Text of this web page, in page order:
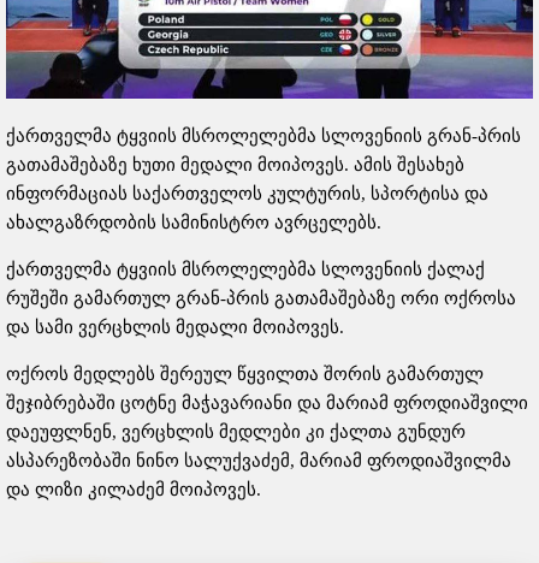
ქართველმა ტყვიის მსროლელებმა სლოვენიის გრან-პრის
გათამაშებაზე ხუთი მედალი მოიპოვეს. ამის შესახებ
ინფორმაციას საქართველოს კულტურის, სპორტისა და
ახალგაზრდობის სამინისტრო ავრცელებს.
ქართველმა ტყვიის მსროლელებმა სლოვენიის ქალაქ
რუშეში გამართულ გრან-პრის გათამაშებაზე ორი ოქროსა
და სამი ვერცხლის მედალი მოიპოვეს.
ოქროს მედლებს შერეულ წყვილთა შორის გამართულ
შეჯიბრებაში ცოტნე მაჭავარიანი და მარიამ ფროდიაშვილი
დაეუფლნენ, ვერცხლის მედლები კი ქალთა გუნდურ
ასპარეზობაში ნინო სალუქვაძემ, მარიამ ფროდიაშვილმა
და ლიზი კილაძემ მოიპოვეს.